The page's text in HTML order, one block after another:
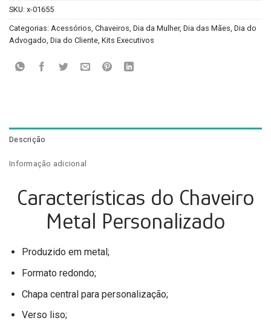
SKU: x-01655
Categorias: Acessórios, Chaveiros, Dia da Mulher, Dia das Mães, Dia do
Advogado, Dia do Cliente, Kits Executivos
Descrição
Informação adicional
Características do Chaveiro
Metal Personalizado
Produzido em metal;
Formato redondo;
Chapa central para personalização;
Verso liso;